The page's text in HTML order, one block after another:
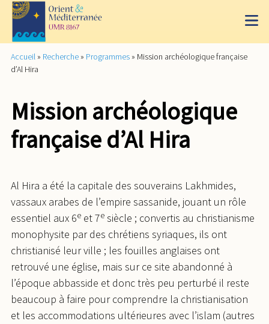
Accueil » Recherche » Programmes » Mission archéologique française
d’Al Hira
Mission archéologique
française d’Al Hira
Al Hira a été la capitale des souverains Lakhmides,
vassaux arabes de l’empire sassanide, jouant un rôle
essentiel aux 6e et 7e siècle ; convertis au christianisme
monophysite par des chrétiens syriaques, ils ont
christianisé leur ville ; les fouilles anglaises ont
retrouvé une église, mais sur ce site abandonné à
l’époque abbasside et donc très peu perturbé il reste
beaucoup à faire pour comprendre la christianisation
et les accommodations ultérieures avec l’islam (autres